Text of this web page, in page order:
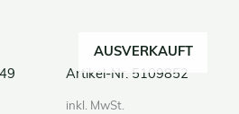
AUSVERKAUFT
Artikel-Nr. 5109852
inkl. MwSt.